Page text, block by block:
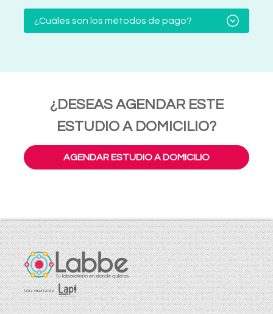
¿Cuáles son los métodos de pago?
¿DESEAS AGENDAR ESTE
ESTUDIO A DOMICILIO?
AGENDAR ESTUDIO A DOMICILIO